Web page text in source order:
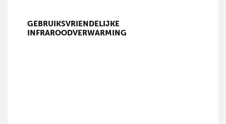
GEBRUIKSVRIENDELIJKE
INFRAROODVERWARMING